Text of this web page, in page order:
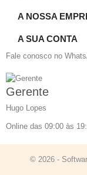
A NOSSA
A SUA CONTA
Fale conosco no
Gerente
Hugo Lopes
Online das 09:00 às
© 2026 -